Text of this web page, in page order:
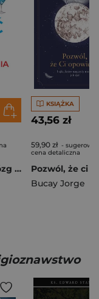
Nigdy dość. Mózg a uzależnienia
KSIĄŻKA
43,56 zł
59,90 zł -
cena detaliczna
Bucay Jorge